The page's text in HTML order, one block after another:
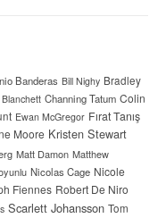
Banderas Bill Nighy Bradley
Channing Tatum Colin
Ewan McGregor Fırat Tanış
Moore Kristen Stewart
Matt Damon Matthew
Nicolas Cage Nicole
Fiennes Robert De Niro
Scarlett Johansson Tom